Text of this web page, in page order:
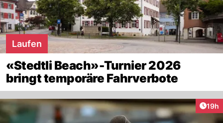
Laufen
«Stedtli Beach»-Turnier 2026
bringt temporäre Fahrverbote
19h